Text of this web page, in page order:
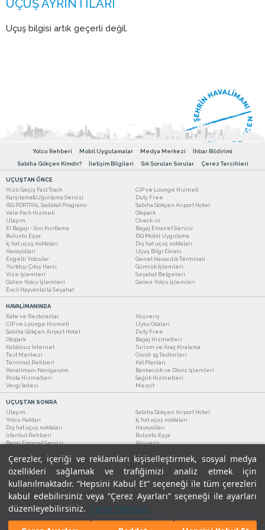
Çerezler, içeriği ve reklamları kişiselleştirmek, sosyal medya
özellikleri sağlamak ve trafiğimizi analiz etmek için
kullanılmaktadır. “Hepsini Kabul Et” seçeneği ile tüm çerezleri
kabul edebilirsiniz veya “Çerez Ayarları” seçeneği ile ayarları
düzenleyebilirsiniz. Çerez Politikası
Uçuş bilgisi artık geçerli değil.
Yolcu Rehberi Mobil Uygulamalar Medya Merkezi
İhbar Bildirimi
Sabiha Gökçen Kimdir?
İletişim Bilgileri Sık Sorulan Sorular Çerez Tercihleri
UÇUŞTAN ÖNCE
Hızlı Geçiş Fast Track
CIP ve Lounge Hizmeti
Karşılama&Uğurlama Servisi
Duty Free
ISG PORTPAL Sadakat Programı
Sabiha Gökçen Airport Hotel
Vale Park Hizmeti
Otopark
Ulaşım
Check-in
El Bagajı - Sıvı Kısıtlama
Bagaj Emanet Servisi
Buluntu Eşya
ISG Mobil Uygulama
İç hat uçuş noktaları
Dış hat uçuş noktaları
Havayolları
Uçuş Bilgi Ekranı
Engelli Yolcular
Genel Havacılık Terminali
Yurtdışı Çıkış Harcı
Gümrük İşlemleri
Vize İşlemleri
Seyahat Belgeleri
Giden Yolcu İşlemleri
Gelen Yolcu İşlemleri
Evcil Hayvanlarla Seyahat
HAVALİMANINDA
Kafe ve Restoranlar
Alışveriş
CIP ve Lounge Hizmeti
Uyku Odaları
Sabiha Gökçen Airport Hotel
Duty Free
Otopark
Bagaj Hizmetleri
Kablosuz İnternet
Turizm ve Araç Kiralama
Test Merkezi
Covid-19 Tedbirleri
Terminal Rehberi
Kat Planları
Havalimanı Navigasyon
Bankacılık ve Döviz İşlemleri
Posta Hizmetleri
Sağlık Hizmetleri
Vergi İadesi
Mescit
UÇUŞTAN SONRA
Ulaşım
Sabiha Gökçen Airport Hotel
Yolcu Hakları
İç hat uçuş noktaları
Dış hat uçuş noktaları
Havayolları
İstanbul Rehberi
Buluntu Eşya
Bagaj Emanet Servisi
Alışveriş